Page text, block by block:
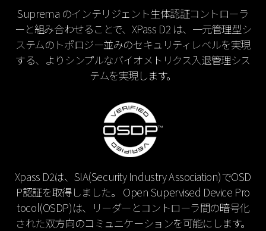
Suprema のインテリジェント生体認証コントローラ
ーと組み合わせることで、XPass D2 は、一元管理型シ
ステムのトポロジー並みのセキュリティレベルを実現
する、よりシンプルなバイオメトリクス入退管理シス
テムを実現します。
Xpass D2は、SIA(Security Industry Association)でOSD
P認証を取得しました。 Open Supervised Device Pro
tocol(OSDP)は、リーダーとコントローラ間の暗号化
された双方向のコミュニケーションを可能にします。